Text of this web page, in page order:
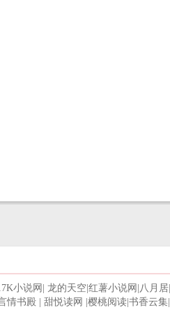
小说网 龙的天空 红薯小说网 八月居
情书殿 甜悦读网 樱桃阅读 书香云集